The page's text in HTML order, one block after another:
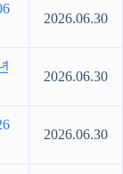
2026.06.30
2026.06.30
2026.06.30